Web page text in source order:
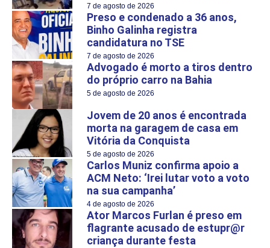
7 de agosto de 2026
Preso e condenado a 36 anos,
Binho Galinha registra
candidatura no TSE
7 de agosto de 2026
Advogado é morto a tiros dentro
do próprio carro na Bahia
5 de agosto de 2026
Jovem de 20 anos é encontrada
morta na garagem de casa em
Vitória da Conquista
5 de agosto de 2026
Carlos Muniz confirma apoio a
ACM Neto: ‘Irei lutar voto a voto
na sua campanha’
4 de agosto de 2026
Ator Marcos Furlan é preso em
flagrante acusado de estupr@r
criança durante festa